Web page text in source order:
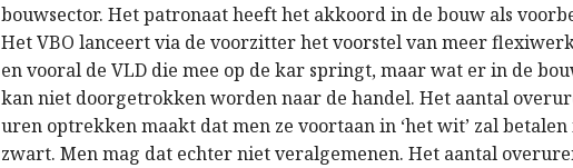
bouwsector. Het patronaat heeft het akkoord in de bouw als
Het VBO lanceert via de voorzitter het voorstel van meer
en vooral de VLD die mee op de kar springt, maar wat er in de
kan niet doorgetrokken worden naar de handel. Het aantal
uren optrekken maakt dat men ze voortaan in ‘het wit’ zal
zwart. Men mag dat echter niet veralgemenen. Het aantal